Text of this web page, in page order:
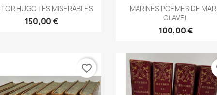
Aperçu rapide
HUGO LES MISERABLES
150,00 €
Aperçu rapide
MARINES POEMES DE
CLAVEL
100,00 €
favorite_border